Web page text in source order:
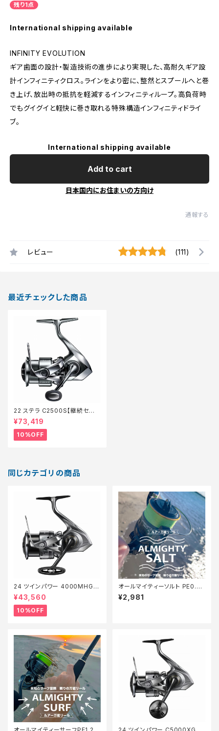
残り1点
International shipping available
INFINITY EVOLUTION
ギア歯面の設計・製造技術の進歩により実現した、高耐久ギア設
計インフィニティクロス。ラインをより密に、整然とスプールへと巻
き上げ、放出時の抵抗を軽減するインフィニティループ。高負荷時
でもグイグイと軽快に巻き取れる特殊構造インフィニティドライ
ブ。
International shipping available
Add to cart
日本国内にお住まいの方向け
通報する
レビュー (111)
最近チェックした商品
22 ステラ C2500S【継続セー
ル_リール】【10】
¥73,419
10%OFF
同じカテゴリの商品
24 ツインパワー 4000MHG
【継続セール_リール】【10】
¥43,560
10%OFF
オールマイティーソルト PE0.8
号150m Tオリ
¥2,981